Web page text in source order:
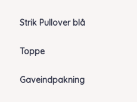
Strik Pullover blå
Toppe
Gaveindpakning